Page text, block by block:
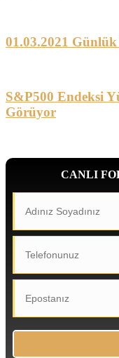
01.03.2021
S&P500 Endeksi
Görüyor
CANLI